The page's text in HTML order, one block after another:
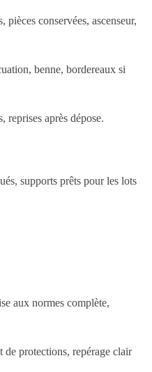
pièces conservées, ascenseur,
benne, bordereaux si
reprises après dépose.
supports prêts pour les lots
aux normes complète,
de protections, repérage clair